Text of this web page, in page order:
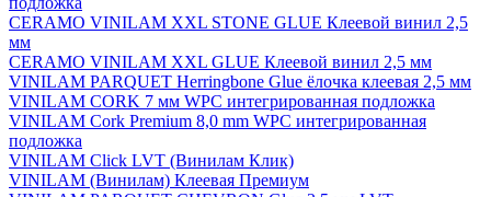
CERAMO VINILAM XXL STONE GLUE Клеевой винил 2,5
мм
CERAMO VINILAM XXL GLUE Клеевой винил 2,5 мм
VINILAM PARQUET Herringbone Glue ёлочка клеевая 2,5 мм
VINILAM CORK 7 мм WPC интегрированная подложка
VINILAM Cork Premium 8,0 mm WPC интегрированная
подложка
VINILAM Click LVT (Винилам Клик)
VINILAM (Винилам) Клеевая Премиум